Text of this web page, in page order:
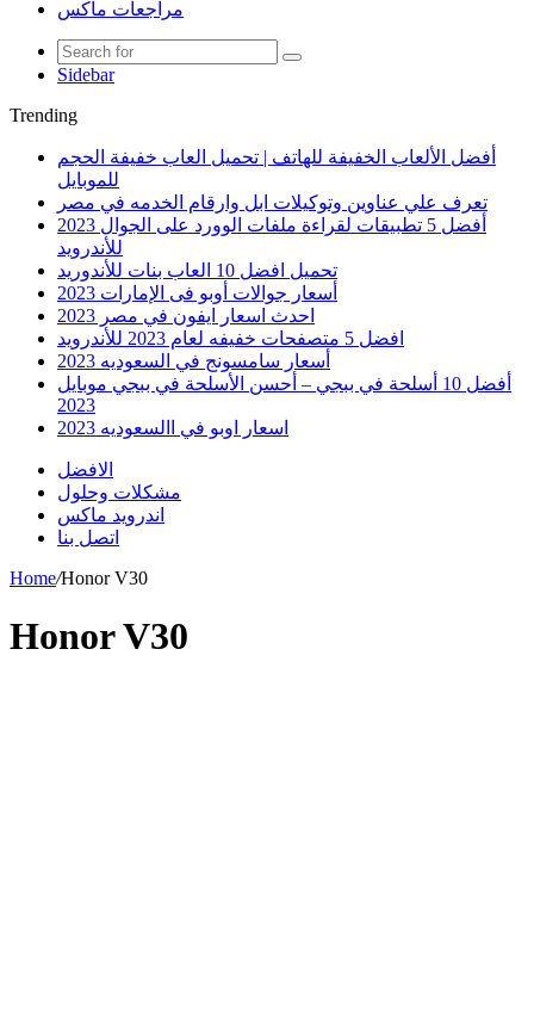
مراجعات ماكس
Sidebar
Trending
أفضل الألعاب الخفيفة للهاتف | تحميل العاب خفيفة الحجم
للموبايل
تعرف علي عناوين وتوكيلات ابل وارقام الخدمه في مصر
أفضل 5 تطبيقات لقراءة ملفات الوورد على الجوال 2023
للأندرويد
تحميل افضل 10 العاب بنات للأندوريد
أسعار جوالات أوبو فى الإمارات 2023
احدث اسعار ايفون في مصر 2023
افضل 5 متصفحات خفيفه لعام 2023 للأندرويد
أسعار سامسونج في السعوديه 2023
أفضل 10 أسلحة في ببجي – أحسن الأسلحة في ببجي موبايل
2023
اسعار اوبو في االسعوديه 2023
الافضل
مشكلات وحلول
اندرويد ماكس
اتصل بنا
Home/Honor V30
Honor V30